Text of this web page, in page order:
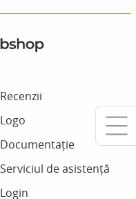
Recenzii
Logo
Documentație
Serviciul de asistență
Login